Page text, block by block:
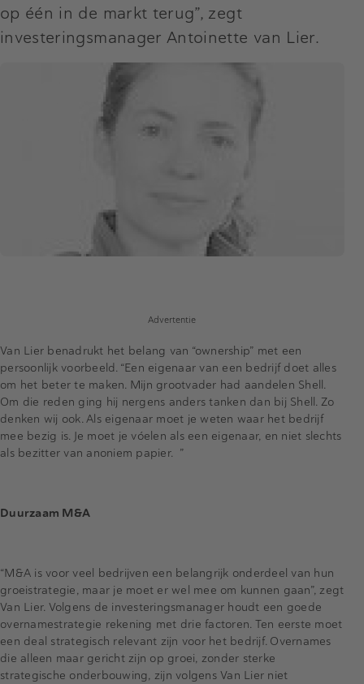
op één in de markt terug”, zegt
investeringsmanager Antoinette van Lier.
Advertentie
Van Lier benadrukt het belang van “ownership” met een
persoonlijk voorbeeld. “Een eigenaar van een bedrijf doet alles
om het beter te maken. Mijn grootvader had aandelen Shell.
Om die reden ging hij nergens anders tanken dan bij Shell. Zo
denken wij ook. Als eigenaar moet je weten waar het bedrijf
mee bezig is. Je moet je vóelen als een eigenaar, en niet slechts
als bezitter van anoniem papier. ”
Duurzaam M&A
“M&A is voor veel bedrijven een belangrijk onderdeel van hun
groeistrategie, maar je moet er wel mee om kunnen gaan”, zegt
Van Lier. Volgens de investeringsmanager houdt een goede
overnamestrategie rekening met drie factoren. Ten eerste moet
een deal strategisch relevant zijn voor het bedrijf. Overnames
die alleen maar gericht zijn op groei, zonder sterke
strategische onderbouwing, zijn volgens Van Lier niet